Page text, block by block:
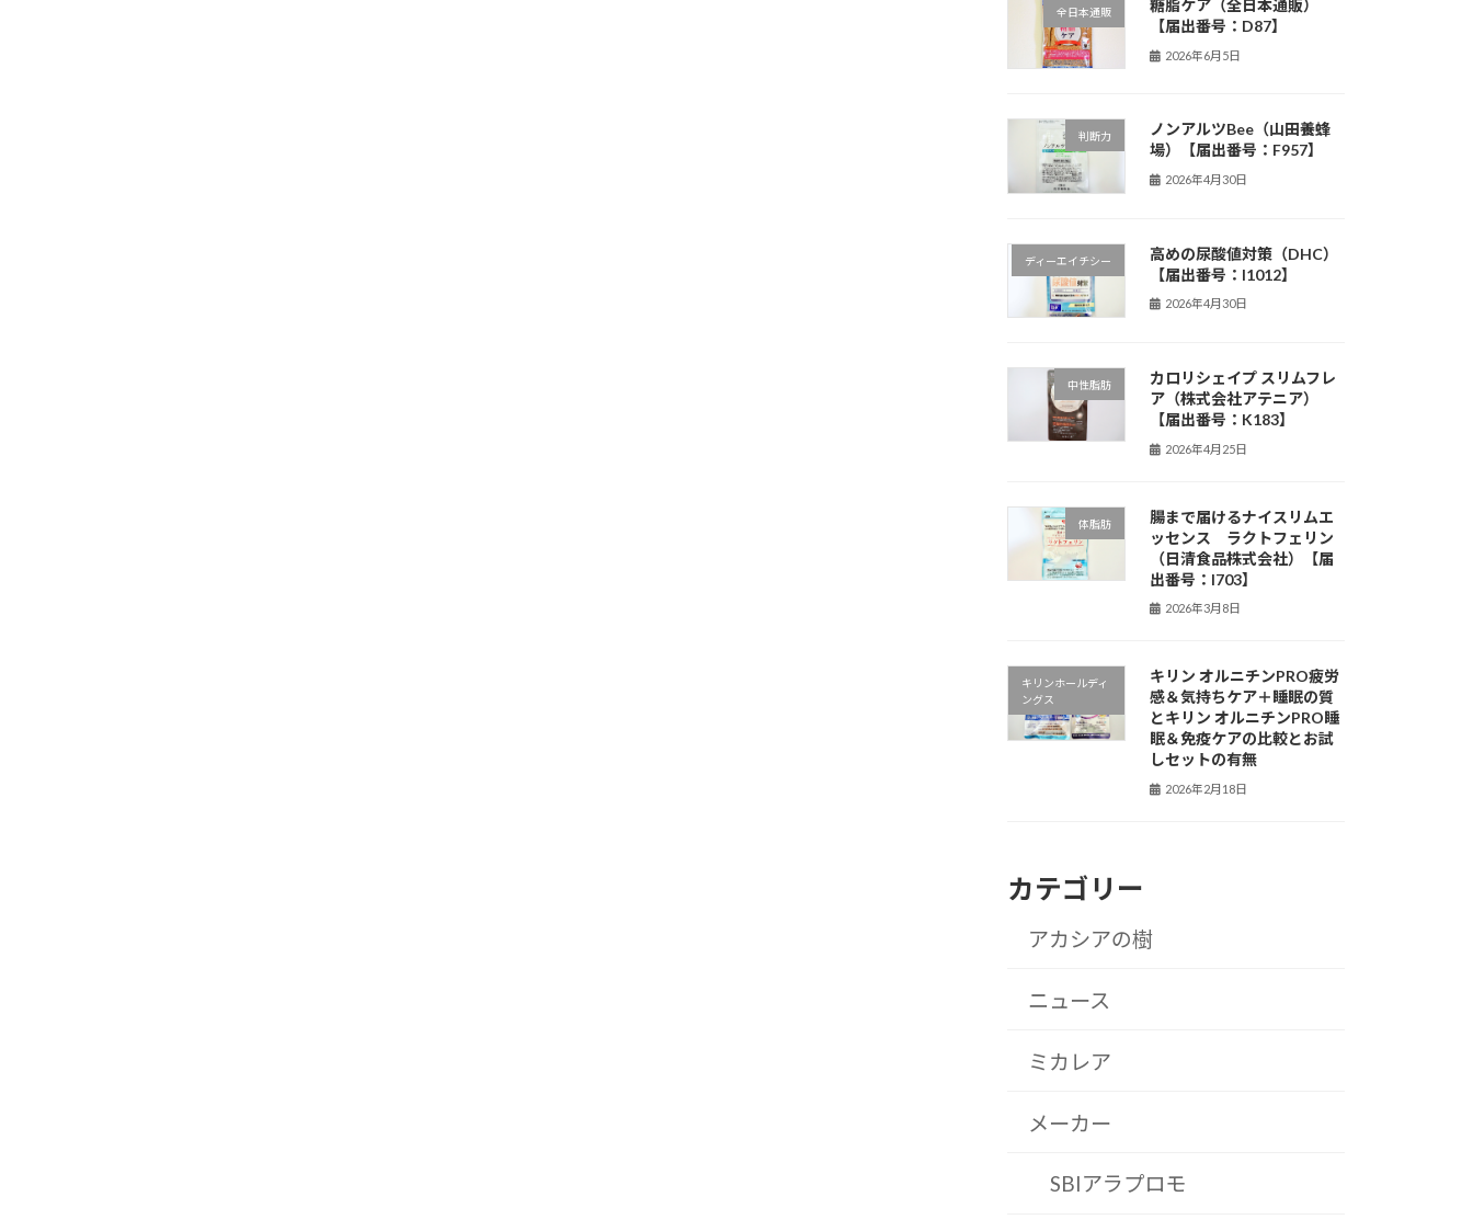
全日本通販
糖脂ケア（全日本通販）
【届出番号：D87】
2026年6月5日
判断力
ノンアルツBee（山田養蜂
場）【届出番号：F957】
2026年4月30日
ディーエイチシー
高めの尿酸値対策（DHC）
【届出番号：I1012】
2026年4月30日
中性脂肪
カロリシェイプ スリムフレ
ア（株式会社アテニア）
【届出番号：K183】
2026年4月25日
体脂肪
腸まで届けるナイスリムエ
ッセンス ラクトフェリン
（日清食品株式会社）【届
出番号：I703】
2026年3月8日
キリンホールディ
ングス
キリン オルニチンPRO疲労
感＆気持ちケア＋睡眠の質
とキリン オルニチンPRO睡
眠＆免疫ケアの比較とお試
しセットの有無
2026年2月18日
カテゴリー
アカシアの樹
ニュース
ミカレア
メーカー
SBIアラプロモ